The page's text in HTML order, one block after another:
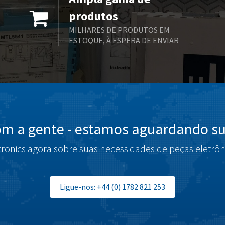
produtos
MILHARES DE PRODUTOS EM
ESTOQUE, À ESPERA DE ENVIAR
a gente - estamos aguardando
agora sobre suas necessidades de peças
Ligue-nos: +44 (0) 1782 821 253